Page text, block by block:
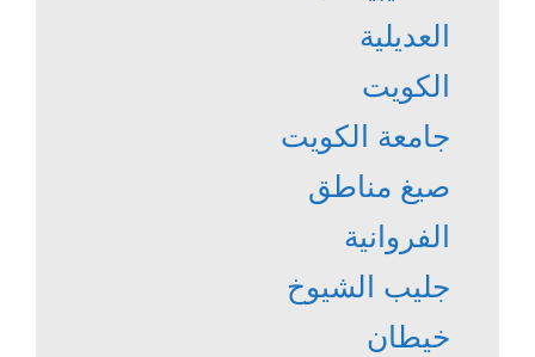
العديلية
الكويت
جامعة الكويت
صيغ مناطق
الفروانية
جليب الشيوخ
خيطان